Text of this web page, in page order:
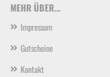
MEHR ÜBER...
Impressum
Gutscheine
Kontakt